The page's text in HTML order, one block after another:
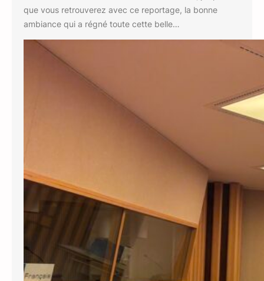
que vous retrouverez avec ce reportage, la bonne
ambiance qui a régné toute cette belle…